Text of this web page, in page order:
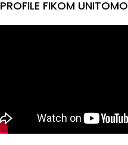
PROFILE FIKOM UNITOMO